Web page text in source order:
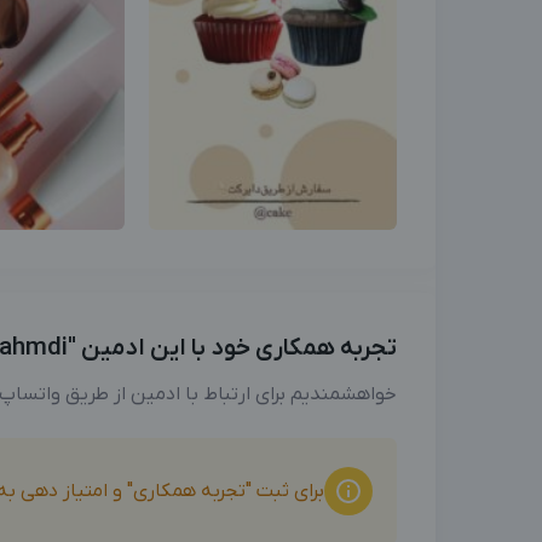
تجربه همکاری خود با این ادمین "Zhra ahmdi" را با ما به اشتراک بگذارید
خواهشمندیم برای ارتباط با ادمین از طریق
برای ثبت "تجربه همکاری" و امتیاز دهی